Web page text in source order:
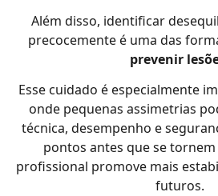
Além disso, identificar
precocemente é uma das
prevenir
Esse cuidado é especialmente
onde pequenas assimetrias
técnica, desempenho e
pontos antes que se
profissional promove mais
futuros.